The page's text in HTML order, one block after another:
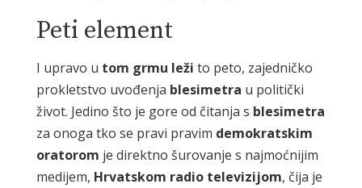
Peti element
I upravo u tom grmu leži to peto, zajedničko
prokletstvo uvođenja blesimetra u politički
život. Jedino što je gore od čitanja s blesimetra
za onoga tko se pravi pravim demokratskim
oratorom je direktno šurovanje s najmoćnijim
medijem, Hrvatskom radio televizijom, čija je